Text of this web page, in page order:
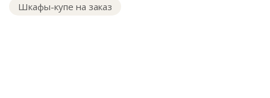
Шкафы-купе на заказ